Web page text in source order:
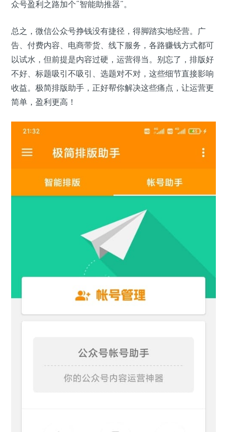
众号盈利之路加个“智能助推器”。
总之，微信公众号挣钱没有捷径，得脚踏实地经营。广
告、付费内容、电商带货、线下服务，各路赚钱方式都可
以试水，但前提是内容过硬，运营得当。别忘了，排版好
不好、标题吸引不吸引、选题对不对，这些细节直接影响
收益。极简排版助手，正好帮你解决这些痛点，让运营更
简单，盈利更高！